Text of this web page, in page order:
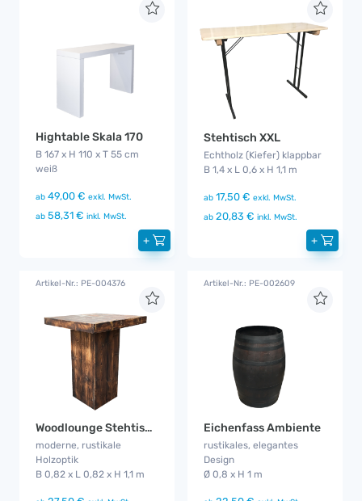
Hightable Skala 170
B 167 x H 110 x T 55 cm
weiß
ab 49,00 € exkl. MwSt.
ab 58,31 € inkl. MwSt.
+
Stehtisch XXL
Echtholz (Kiefer) klappbar
B 1,4 x L 0,6 x H 1,1 m
ab 17,50 € exkl. MwSt.
ab 20,83 € inkl. MwSt.
+
Artikel-Nr.: PE-004376
Woodlounge Stehtisch Industrial
moderne, rustikale
Holzoptik
B 0,82 x L 0,82 x H 1,1 m
Artikel-Nr.: PE-002609
Eichenfass Ambiente
rustikales, elegantes
Design
Ø 0,8 x H 1 m